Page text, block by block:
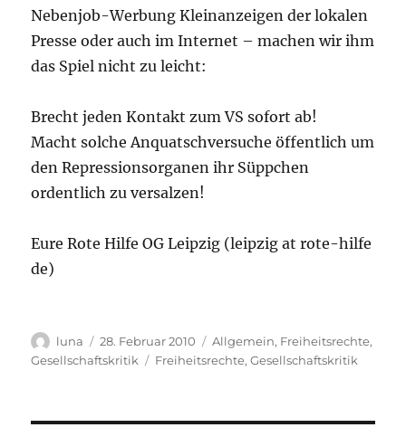
Nebenjob-Werbung Kleinanzeigen der lokalen
Presse oder auch im Internet – machen wir ihm
das Spiel nicht zu leicht:
Brecht jeden Kontakt zum VS sofort ab!
Macht solche Anquatschversuche öffentlich um
den Repressionsorganen ihr Süppchen
ordentlich zu versalzen!
Eure Rote Hilfe OG Leipzig (leipzig at rote-hilfe
de)
Autor
luna
Veröffentlicht
am
28. Februar 2010 Kategorien
Allgemein, Freiheitsrechte,
Gesellschaftskritik
Schlagwörter
Freiheitsrechte,Gesellschaftskritik